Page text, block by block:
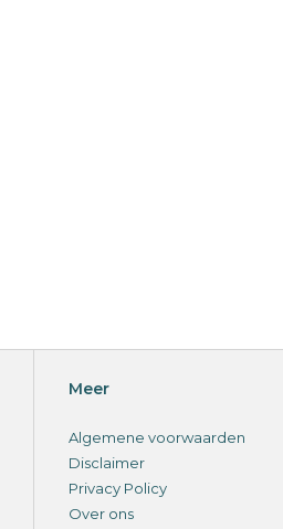
Meer
Algemene voorwaarden
Disclaimer
Privacy Policy
Over ons